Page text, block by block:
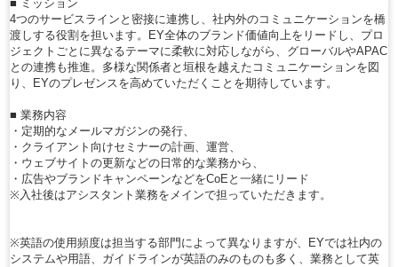
■ ミッション
4つのサービスラインと密接に連携し、社内外のコミュニケーションを橋
渡しする役割を担います。EY全体のブランド価値向上をリードし、プロ
ジェクトごとに異なるテーマに柔軟に対応しながら、グローバルやAPAC
との連携も推進。多様な関係者と垣根を越えたコミュニケーションを図
り、EYのプレゼンスを高めていただくことを期待しています。
■ 業務内容
・定期的なメールマガジンの発行、
・クライアント向けセミナーの計画、運営、
・ウェブサイトの更新などの日常的な業務から、
・広告やブランドキャンペーンなどをCoEと一緒にリード
※入社後はアシスタント業務をメインで担っていただきます。
※英語の使用頻度は担当する部門によって異なりますが、EYでは社内の
システムや用語、ガイドラインが英語のみのものも多く、業務として英